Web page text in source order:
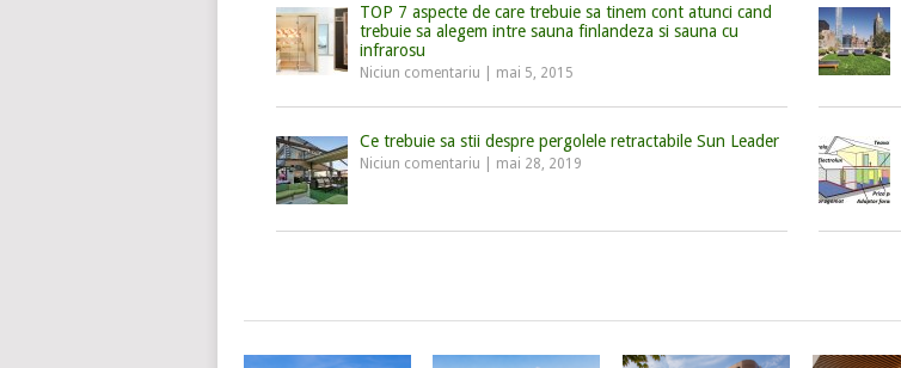
TOP 7 aspecte de care trebuie sa tinem cont atunci cand
trebuie sa alegem intre sauna finlandeza si sauna cu
infrarosu
Niciun comentariu mai 5, 2015
Ce trebuie sa stii despre pergolele retractabile Sun Leader
Niciun comentariu mai 28, 2019